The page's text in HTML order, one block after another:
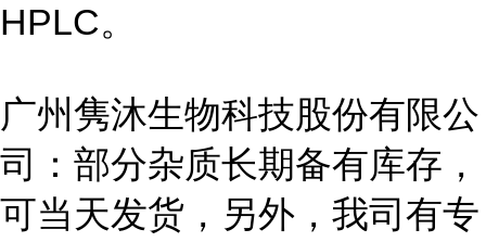
HPLC。
广州隽沐生物科技股份有限公
司：部分杂质长期备有库存，
可当天发货，另外，我司有专